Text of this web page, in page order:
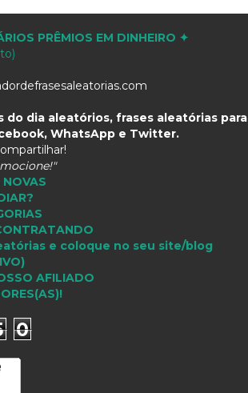
PRÊMIOS EM DINHEIRO ✦
do dia aleatórios, frases aleatórias para
WhatsApp e Twitter.
e coloque no seu site/blog
AFILIADO
0